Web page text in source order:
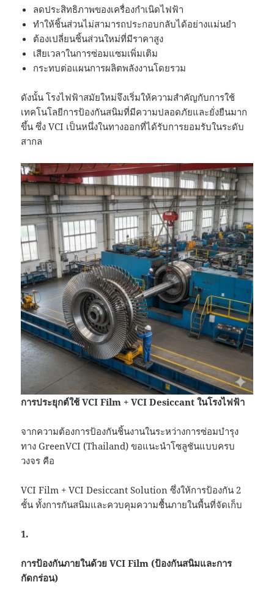
ลดประสิทธิภาพของเครื่องกำเนิดไฟฟ้า
ทำให้ชิ้นส่วนไม่สามารถประกอบกลับได้อย่างแม่นยำ
ต้องเปลี่ยนชิ้นส่วนใหม่ที่มีราคาสูง
เสียเวลาในการซ่อมแซมเพิ่มเติม
กระทบต่อแผนการผลิตพลังงานโดยรวม
ดังนั้น โรงไฟฟ้าสมัยใหม่จึงเริ่มให้ความสำคัญกับการใช้
เทคโนโลยีการป้องกันสนิมที่มีความปลอดภัยและยั่งยืนมาก
ขึ้น ซึ่ง VCI เป็นหนึ่งในทางออกที่ได้รับการยอมรับในระดับ
สากล
การประยุกต์ใช้ VCI Film + VCI Desiccant ในโรงไฟฟ้า
จากความต้องการป้องกันชิ้นงานในระหว่างการซ่อมบำรุง
ทาง GreenVCI (Thailand) ขอแนะนำโซลูชันแบบครบ
วงจร คือ
VCI Film + VCI Desiccant Solution ซึ่งให้การป้องกัน 2
ชั้น ทั้งการกันสนิมและควบคุมความชื้นภายในพื้นที่จัดเก็บ
1.
การป้องกันภายในด้วย VCI Film (ป้องกันสนิมและการ
กัดกร่อน)